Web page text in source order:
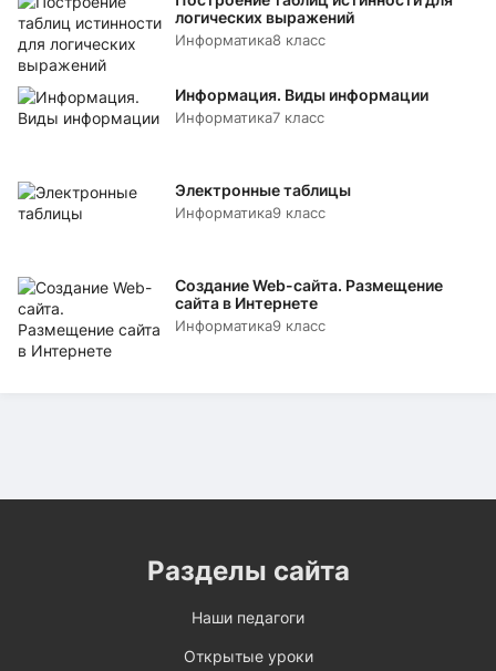
логических выражений
Информатика8 класс
Информация. Виды информации
Информатика7 класс
Электронные таблицы
Информатика9 класс
Создание Web-сайта. Размещение
сайта в Интернете
Информатика9 класс
Разделы сайта
Наши педагоги
Открытые уроки